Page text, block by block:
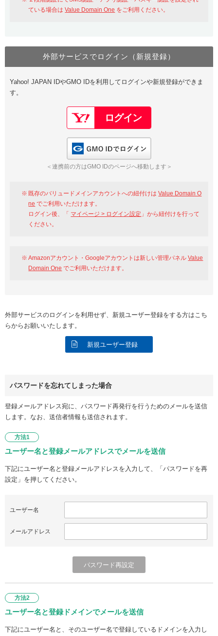
おすすめ One レンタルサーバーを含む最新の機能を使う方
Value Domain Oneにログイン
Google
GMO ID Amazon
※AmazonはValue Domain Oneのログイン画面へ遷移します
Value Domain Oneアカウント作成
以下でも登録可能
Google Yahoo!
GMO ID
ている場合はValue Domain One をご利用ください。
外部サービスでログイン（新規登録）
Yahoo! JAPAN IDやGMO IDを利用してログインや新規登録ができま
す。
＜連携前の方はGMO IDのページへ移動します＞
既存のバリュードメインアカウントへの紐付けはValue Domain O
ne でご利用いただけます。
ログイン後、「 マイページ > ログイン設定 」から紐付けを行って
ください。
Amazonアカウント・Googleアカウントは新しい管理パネルValue
Domain One でご利用いただけます。
外部サービスのログインを利用せず、新規ユーザー登録をする方はこち
らからお願いいたします。
新規ユーザー登録
パスワードを忘れてしまった場合
登録メールアドレス宛に、パスワード再発行を行うためのメールを送信
します。なお、送信者情報も送信されます。
方法1
ユーザー名と登録メールアドレスでメールを送信
下記にユーザー名と登録メールアドレスを入力して、「パスワードを再
設定」を押してください。
ユーザー名
メールアドレス
方法2
ユーザー名と登録ドメインでメールを送信
下記にユーザー名と、そのユーザー名で登録しているドメインを入力し